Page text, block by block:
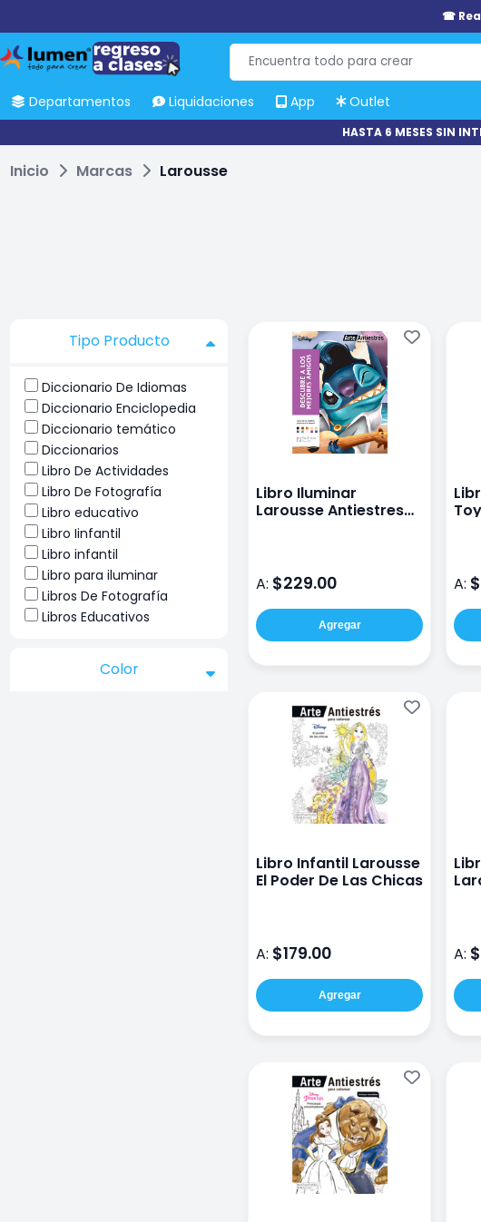
☎
Departamentos Liquidaciones App Outlet
HASTA 6 MESES SIN
Inicio Marcas Larousse
Tipo Producto
Diccionario De Idiomas
Diccionario Enciclopedia
Diccionario temático
Diccionarios
Libro De Actividades
Libro De Fotografía
Libro educativo
Libro Iinfantil
Libro infantil
Libro para iluminar
Libros De Fotografía
Libros Educativos
Color
Libro Iluminar
Larousse Antiestres
A: $229.00
Agregar
A:
Libro Infantil Larousse
El Poder De Las Chicas
A: $179.00
Agregar
A: